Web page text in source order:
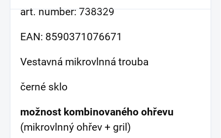
art. number: 738329
EAN: 8590371076671
Vestavná mikrovlnná trouba
černé sklo
možnost kombinovaného ohřevu
(mikrovlnný ohřev + gril)